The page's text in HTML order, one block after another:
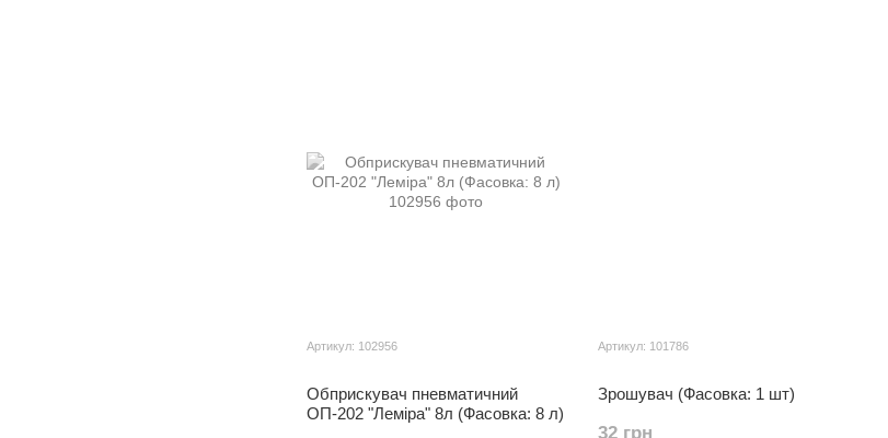
Артикул: 102956
Обприскувач пневматичний
ОП-202 "Леміра" 8л (Фасовка: 8 л)
Артикул: 101786
Зрошувач (Фасовка: 1 шт)
32 грн